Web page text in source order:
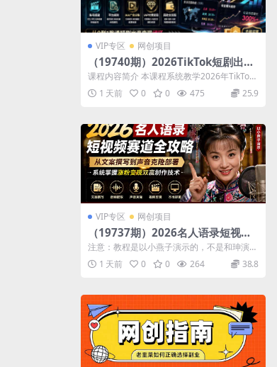
VIP专区 网创项目
（19740期）2026TikTok短剧出海
实战课：IAA广告分账×IAP付费变现
×账号搭建×平台规则×双轨爆发×回
款全流程
课程内容简介 本课程系统教学2026年TikTok
短剧出海从账号搭建、平台规则、...
1 天前 0 0 475 25.9
VIP专区 网创项目
（19737期）2026名人语录短视频
赛道全攻略；从文案撰写到声音克隆
部署，系统掌握涨粉变现双赢制作技
术
注意：教程是以小燕子演示的，不是和珅演示
的。可以做和珅语录或者其他语录 声音克隆...
1 天前 0 0 264 38.8